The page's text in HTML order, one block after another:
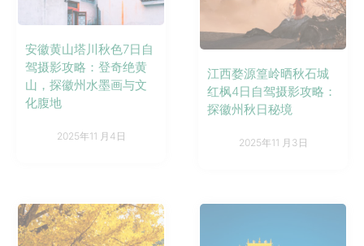
安徽黄山塔川秋色7日自
驾摄影攻略：登奇绝黄
山，探徽州水墨画与文
化腹地
2025年11 月4日
江西婺源篁岭晒秋石城
红枫4日自驾摄影攻略：
探徽州秋日秘境
2025年11 月3日